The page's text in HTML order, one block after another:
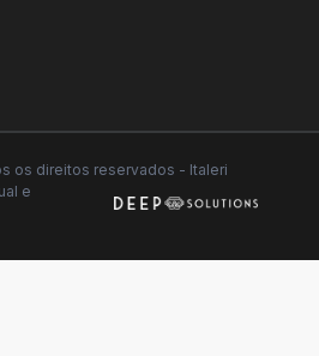
os direitos reservados - Italeri
e